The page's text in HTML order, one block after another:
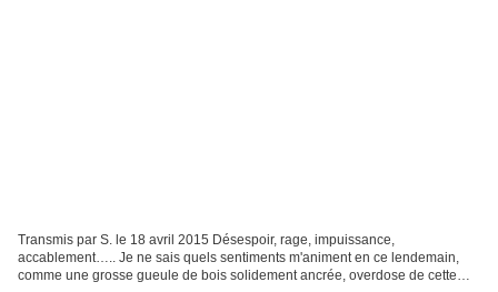
Transmis par S. le 18 avril 2015 Désespoir, rage, impuissance,
accablement….. Je ne sais quels sentiments m'animent en ce lendemain,
comme une grosse gueule de bois solidement ancrée, overdose de cette